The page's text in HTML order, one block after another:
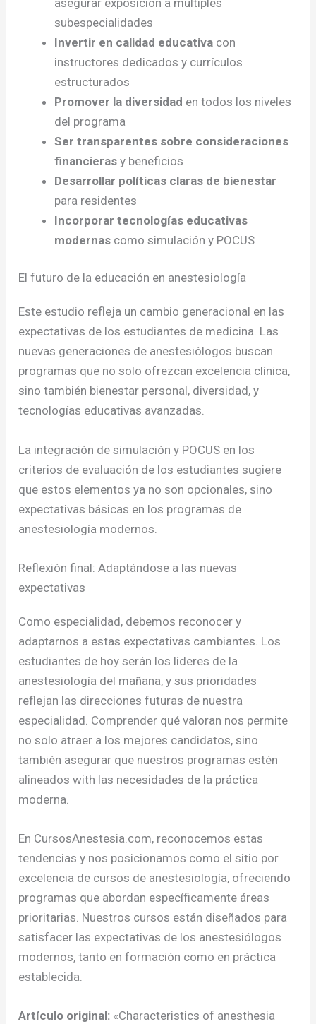
subespecialidades
Invertir en calidad educativa con
instructores dedicados y currículos
estructurados
Promover la diversidad en todos los niveles
del programa
Ser transparentes sobre consideraciones
financieras y beneficios
Desarrollar políticas claras de bienestar
para residentes
Incorporar tecnologías educativas
modernas como simulación y POCUS
El futuro de la educación en anestesiología
Este estudio refleja un cambio generacional en las
expectativas de los estudiantes de medicina. Las
nuevas generaciones de anestesiólogos buscan
programas que no solo ofrezcan excelencia clínica,
sino también bienestar personal, diversidad, y
tecnologías educativas avanzadas.
La integración de simulación y POCUS en los
criterios de evaluación de los estudiantes sugiere
que estos elementos ya no son opcionales, sino
expectativas básicas en los programas de
anestesiología modernos.
Reflexión final: Adaptándose a las nuevas
expectativas
Como especialidad, debemos reconocer y
adaptarnos a estas expectativas cambiantes. Los
estudiantes de hoy serán los líderes de la
anestesiología del mañana, y sus prioridades
reflejan las direcciones futuras de nuestra
especialidad. Comprender qué valoran nos permite
no solo atraer a los mejores candidatos, sino
también asegurar que nuestros programas estén
alineados with las necesidades de la práctica
moderna.
En CursosAnestesia.com, reconocemos estas
tendencias y nos posicionamos como el sitio por
excelencia de cursos de anestesiología, ofreciendo
programas que abordan específicamente áreas
prioritarias. Nuestros cursos están diseñados para
satisfacer las expectativas de los anestesiólogos
modernos, tanto en formación como en práctica
establecida.
Artículo original: «Characteristics of anesthesia